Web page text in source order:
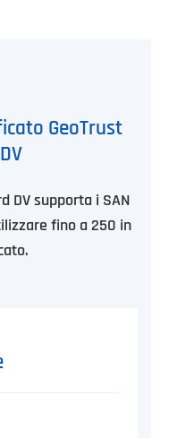
GeoTrust
DV supporta i SAN
fino a 250 in